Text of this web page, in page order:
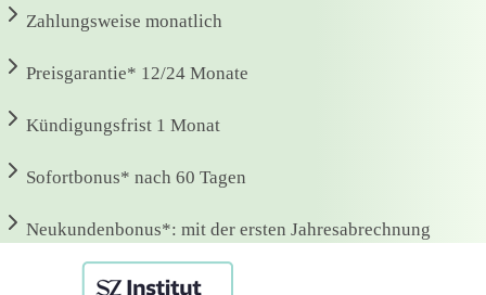
Zahlungsweise monatlich
Preisgarantie* 12/24 Monate
Kündigungsfrist 1 Monat
Sofortbonus* nach 60 Tagen
Neukundenbonus*: mit der ersten Jahresabrechnung